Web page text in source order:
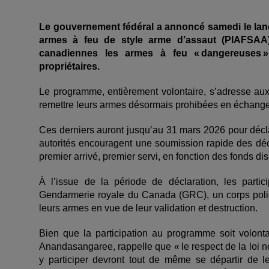
Le gouvernement fédéral a annoncé samedi le
armes à feu de style arme d’assaut
canadiennes les armes à feu « dangereuses
propriétaires.
Le programme, entièrement volontaire, s’adresse
remettre leurs armes désormais prohibées en
Ces derniers auront jusqu’au 31 mars 2026 pour
autorités encouragent une soumission rapide des
premier arrivé, premier servi, en fonction des fonds
À l’issue de la période de déclaration, les
Gendarmerie royale du Canada (GRC), un corps
leurs armes en vue de leur validation et destruction.
Bien que la participation au programme soit
Anandasangaree, rappelle que « le respect de la loi
y participer devront tout de même se départir de